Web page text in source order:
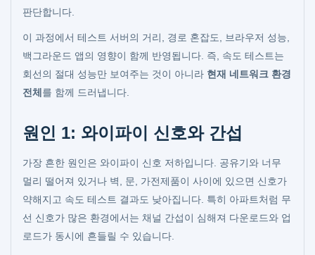
판단합니다.
이 과정에서 테스트 서버의 거리, 경로 혼잡도, 브라우저 성능,
백그라운드 앱의 영향이 함께 반영됩니다. 즉, 속도 테스트는
회선의 절대 성능만 보여주는 것이 아니라 현재 네트워크 환경
전체 를 함께 드러냅니다.
원인 1: 와이파이 신호와 간섭
가장 흔한 원인은 와이파이 신호 저하입니다. 공유기와 너무
멀리 떨어져 있거나 벽, 문, 가전제품이 사이에 있으면 신호가
약해지고 속도 테스트 결과도 낮아집니다. 특히 아파트처럼 무
선 신호가 많은 환경에서는 채널 간섭이 심해져 다운로드와 업
로드가 동시에 흔들릴 수 있습니다.